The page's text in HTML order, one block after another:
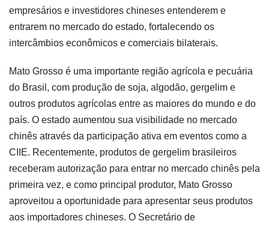
empresários e investidores chineses entenderem e
entrarem no mercado do estado, fortalecendo os
intercâmbios econômicos e comerciais bilaterais.
Mato Grosso é uma importante região agrícola e pecuária
do Brasil, com produção de soja, algodão, gergelim e
outros produtos agrícolas entre as maiores do mundo e do
país. O estado aumentou sua visibilidade no mercado
chinês através da participação ativa em eventos como a
CIIE. Recentemente, produtos de gergelim brasileiros
receberam autorização para entrar no mercado chinês pela
primeira vez, e como principal produtor, Mato Grosso
aproveitou a oportunidade para apresentar seus produtos
aos importadores chineses. O Secretário de